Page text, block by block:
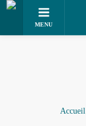
MENU
Accueil